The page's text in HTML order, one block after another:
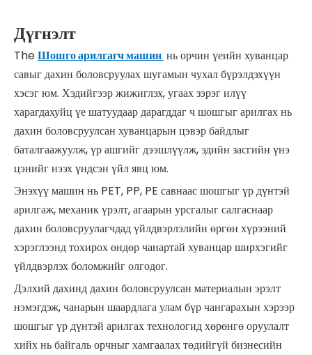
Дүгнэлт
TheШошго арилгагч машин нь орчин үеийн хуванцар
савыг дахин боловсруулах шугамын чухал бүрэлдэхүүн
хэсэг юм. Хэдийгээр жижиглэх, угаах зэрэг илүү
харагдахуйц үе шатуудаар дарагддаг ч шошгыг арилгах нь
дахин боловсруулсан хуванцарын цэвэр байдлыг
баталгаажуулж, үр ашгийг дээшлүүлж, эдийн засгийн үнэ
цэнийг нээх үндсэн үйл явц юм.
Энэхүү машин нь PET, PP, PE савнаас шошгыг үр дүнтэй
арилгаж, механик үрэлт, агаарын урсгалыг салгаснаар
дахин боловсруулагчдад үйлдвэрлэлийн өргөн хүрээний
хэрэглээнд тохирох өндөр чанартай хуванцар ширхэгийг
үйлдвэрлэх боломжийг олгодог.
Дэлхий дахинд дахин боловсруулсан материалын эрэлт
нэмэгдэж, чанарын шаардлага улам бүр чангарахын хэрээр
шошгыг үр дүнтэй арилгах технологид хөрөнгө оруулалт
хийх нь байгаль орчныг хамгаалах төдийгүй бизнесийн